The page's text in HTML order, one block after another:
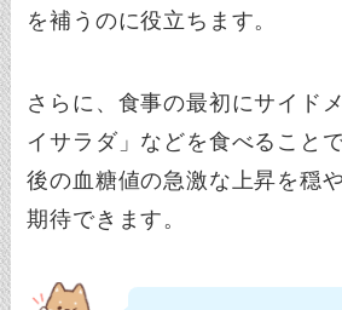
を補うのに役立ちます。
さらに、食事の最初にサイド
イサラダ」などを食べること
後の血糖値の急激な上昇を穏
期待できます。